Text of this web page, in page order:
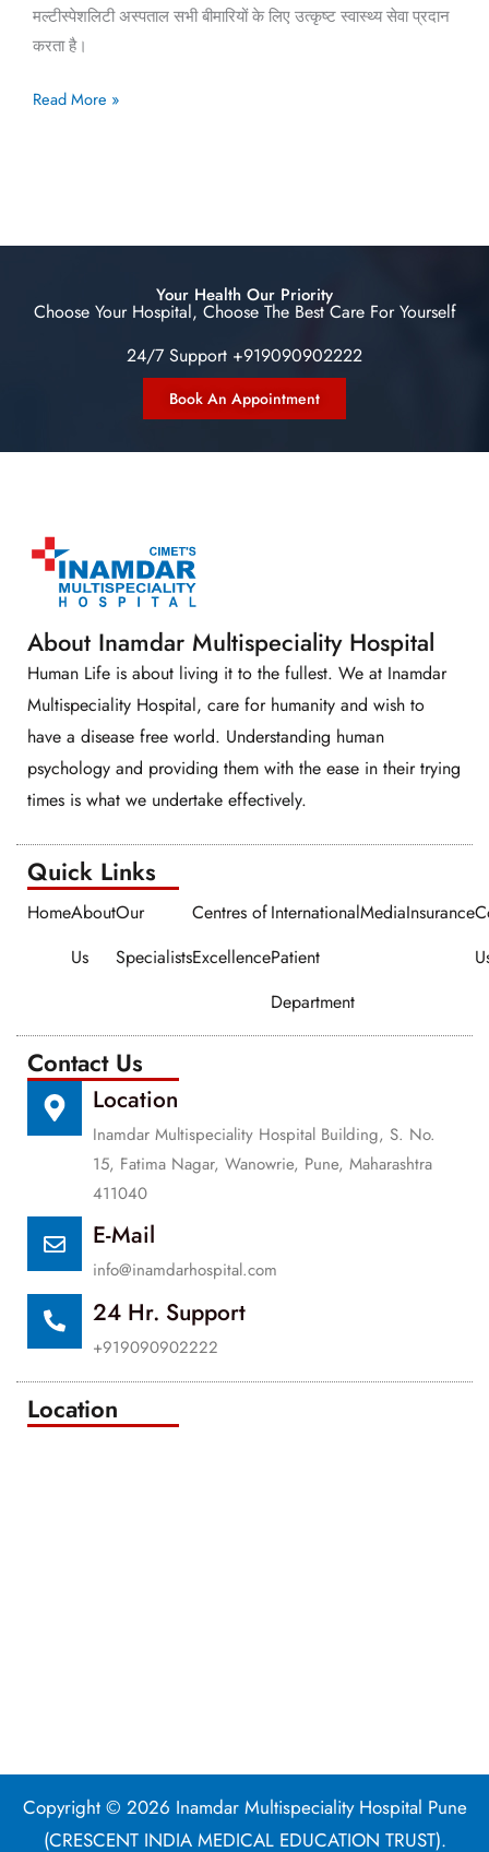
मल्टीस्पेशलिटी अस्पताल सभी बीमारियों के लिए उत्कृष्ट स्वास्थ्य सेवा प्रदान
करता है।
Read More »
Your Health Our Priority
Choose Your Hospital, Choose The Best Care For Yourself
24/7 Support +919090902222
Book An Appointment
About Inamdar Multispeciality Hospital
Human Life is about living it to the fullest. We at Inamdar
Multispeciality Hospital, care for humanity and wish to
have a disease free world. Understanding human
psychology and providing them with the ease in their trying
times is what we undertake effectively.
Quick Links​​
HomeAbout
Us
Our
Specialists
Centres of
Excellence
International
Patient
Department
MediaInsurance
Contact Us
Location
Inamdar Multispeciality Hospital Building, S. No.
15, Fatima Nagar, Wanowrie, Pune, Maharashtra
411040
E-Mail
info@inamdarhospital.com
24 Hr. Support
+919090902222
Location
Copyright © 2026 Inamdar Multispeciality Hospital Pune
(CRESCENT INDIA MEDICAL EDUCATION TRUST).